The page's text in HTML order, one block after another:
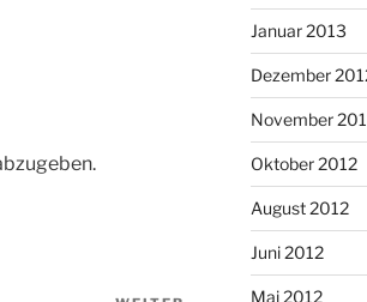
Januar 2013
Dezember
November
Oktober 2012
August 2012
Juni 2012
Mai 2012